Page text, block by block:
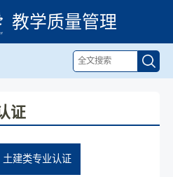
教学质量管理
证
土建类专业认证